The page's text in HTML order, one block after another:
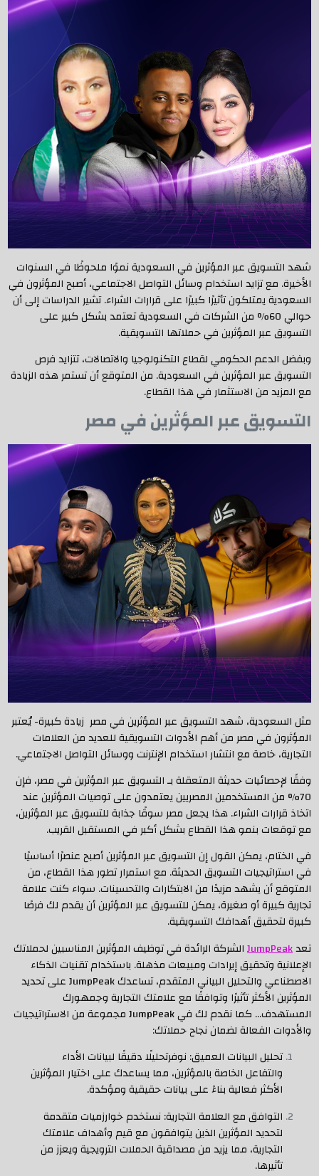
شهد التسويق عبر المؤثرين في السعودية نموًا ملحوظًا في السنوات
الأخيرة. مع تزايد استخدام وسائل التواصل الاجتماعي، أصبح المؤثرون في
السعودية يمتلكون تأثيرًا كبيرًا على قرارات الشراء. تشير الدراسات إلى أن
حوالي 60% من الشركات في السعودية تعتمد بشكل كبير على
التسويق عبر المؤثرين في حملاتها التسويقية.
وبفضل الدعم الحكومي لقطاع التكنولوجيا والاتصالات، تتزايد فرص
التسويق عبر المؤثرين في السعودية. من المتوقع أن تستمر هذه الزيادة
مع المزيد من الاستثمار في هذا القطاع.
التسويق عبر المؤثرين في مصر
مثل السعودية، شهد التسويق عبر المؤثرين في مصر زيادة كبيرة- يُعتبر
المؤثرون في مصر من أهم الأدوات التسويقية للعديد من العلامات
التجارية، خاصة مع انتشار استخدام الإنترنت ووسائل التواصل الاجتماعي.
وفقًا لإحصائيات حديثة المتعقلة بـ التسويق عبر المؤثرين في مصر، فإن
70% من المستخدمين المصريين يعتمدون على توصيات المؤثرين عند
اتخاذ قرارات الشراء. هذا يجعل مصر سوقًا جذابة للتسويق عبر المؤثرين،
مع توقعات بنمو هذا القطاع بشكل أكبر في المستقبل القريب.
في الختام، يمكن القول إن التسويق عبر المؤثرين أصبح عنصرًا أساسيًا
في استراتيجيات التسويق الحديثة. مع استمرار تطور هذا القطاع، من
المتوقع أن يشهد مزيدًا من الابتكارات والتحسينات. سواء كنت علامة
تجارية كبيرة أو صغيرة، يمكن للتسويق عبر المؤثرين أن يقدم لك فرصًا
كبيرة لتحقيق أهدافك التسويقية.
تعدJumpPeakالشركة الرائدة في توظيف المؤثرين المناسبين لحملاتك
الإعلانية وتحقيق إيرادات ومبيعات مذهلة. باستخدام تقنيات الذكاء
الاصطناعي والتحليل البياني المتقدم، تساعدك JumpPeak على تحديد
المؤثرين الأكثر تأثيرًا وتوافقًا مع علامتك التجارية وجمهورك
المستهدف… كما نقدم لك في JumpPeak مجموعة من الاستراتيجيات
والأدوات الفعالة لضمان نجاح حملاتك:
تحليل البيانات العميق: نوفرتحليلًا دقيقًا لبيانات الأداء
والتفاعل الخاصة بالمؤثرين، مما يساعدك على اختيار المؤثرين
الأكثر فعالية بناءً على بيانات حقيقية ومؤكدة.
التوافق مع العلامة التجارية: نستخدم خوارزميات متقدمة
لتحديد المؤثرين الذين يتوافقون مع قيم وأهداف علامتك
التجارية، مما يزيد من مصداقية الحملات الترويجية ويعزز من
تأثيرها.